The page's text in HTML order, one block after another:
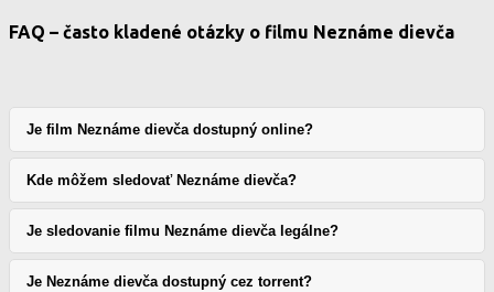
FAQ – často kladené otázky o filmu Neznáme dievča
Je film Neznáme dievča dostupný online?
Kde môžem sledovať Neznáme dievča?
Je sledovanie filmu Neznáme dievča legálne?
Je Neznáme dievča dostupný cez torrent?